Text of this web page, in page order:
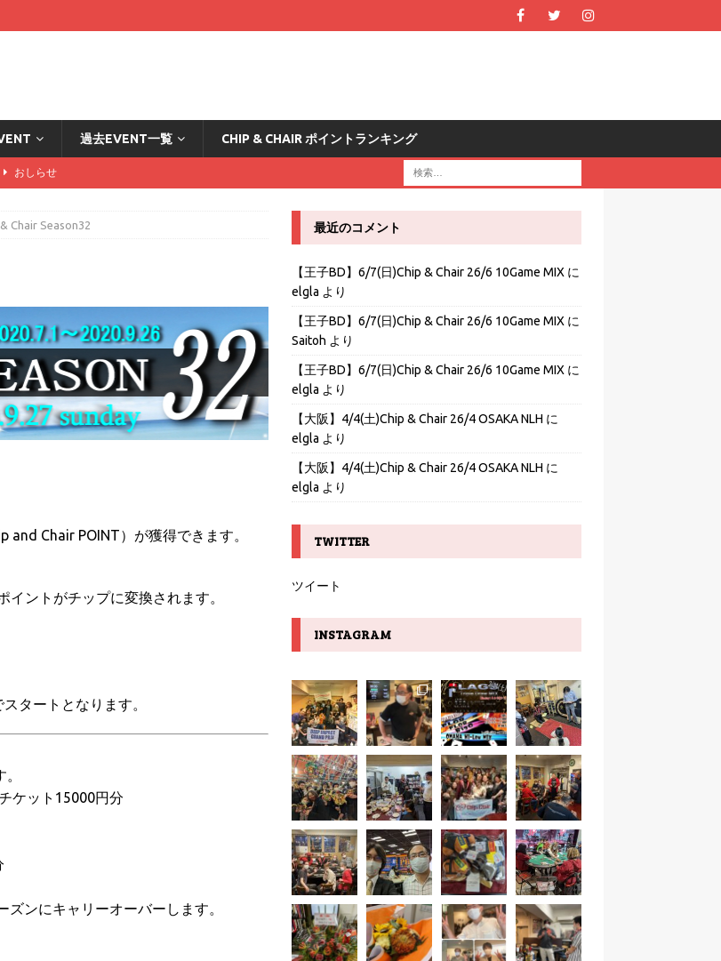
過去EVENT一覧 CHIP & CHAIR ポイントランキング
おしらせ
こちら おしらせ
ちら
Chair Season32
and Chair POINT）が獲得できます。
イントがチップに変換されます。
タートとなります。
ケット15000円分
ンにキャリーオーバーします。
最近のコメント
【王子BD】6/7(日)Chip & Chair 26/6 10Game MIX に
elgla より
【王子BD】6/7(日)Chip & Chair 26/6 10Game MIX に
Saitoh より
【王子BD】6/7(日)Chip & Chair 26/6 10Game MIX に
elgla より
【大阪】4/4(土)Chip & Chair 26/4 OSAKA NLH に
elgla より
【大阪】4/4(土)Chip & Chair 26/4 OSAKA NLH に
elgla より
TWITTER
ツイート
INSTAGRAM